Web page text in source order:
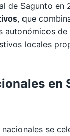
de Sagunto en
, que
autonómicos de
locales
en
se